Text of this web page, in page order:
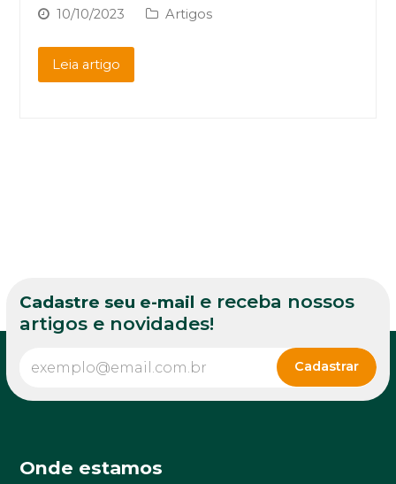
10/10/2023 Artigos
Leia artigo
Cadastre seu e-mail e receba nossos
artigos e novidades!
Onde estamos